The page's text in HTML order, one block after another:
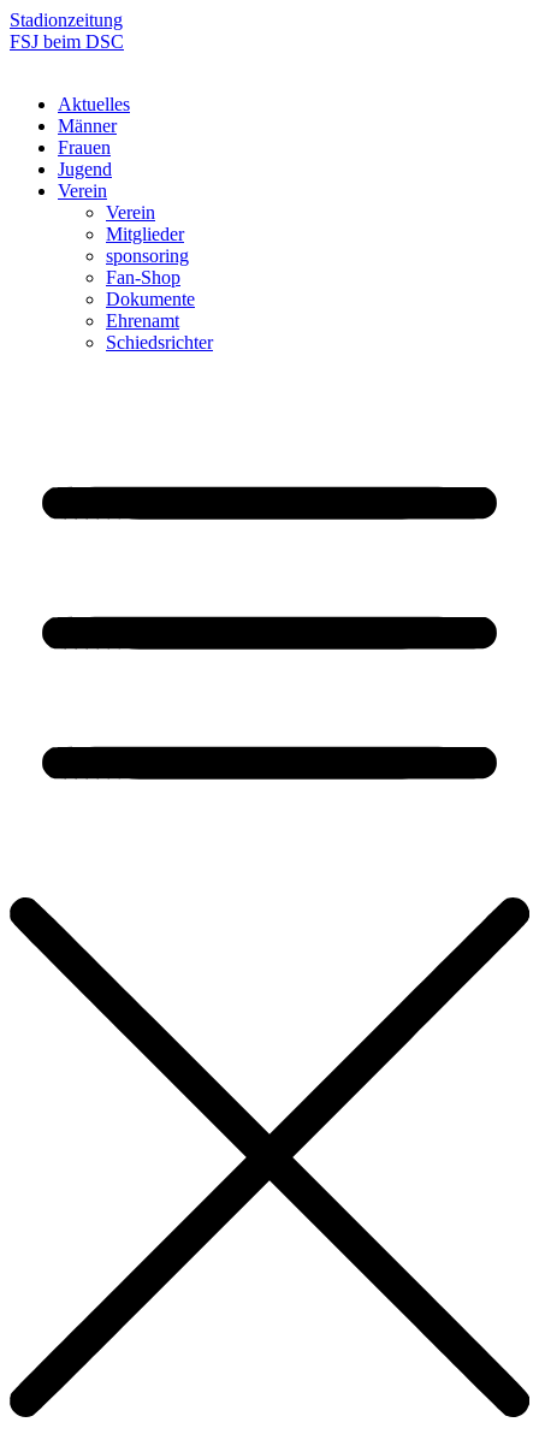
Zum
Inhalt
Stadionzeitung
FSJ beim DSC
Aktuelles
Männer
Frauen
Jugend
Verein
Verein
Mitglieder
sponsoring
Fan-Shop
Dokumente
Ehrenamt
Schiedsrichter